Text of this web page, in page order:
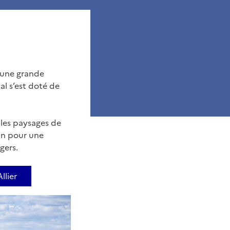
grande
s’est doté de
paysages de
pour une